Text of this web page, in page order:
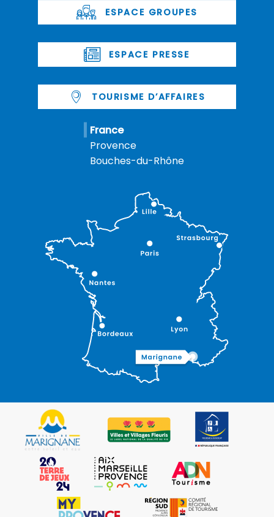
ESPACE GROUPES
ESPACE PRESSE
TOURISME D’AFFAIRES
France
Provence
Bouches-du-Rhône